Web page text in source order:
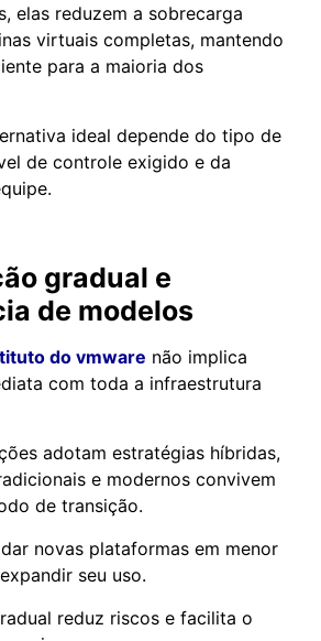
elas reduzem a sobrecarga
virtuais completas, mantendo
para a maioria dos
ideal depende do tipo de
de controle exigido e da
gradual e
de modelos
do vmware não implica
com toda a infraestrutura
adotam estratégias híbridas,
e modernos convivem
de transição.
novas plataformas em menor
seu uso.
reduz riscos e facilita o